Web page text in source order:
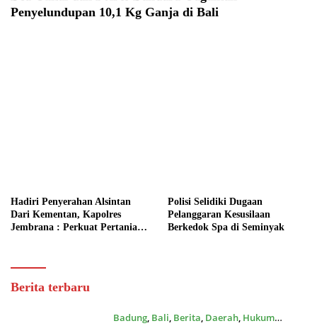
Penyelundupan 10,1 Kg Ganja di Bali
Hadiri Penyerahan Alsintan
Dari Kementan, Kapolres
Jembrana : Perkuat Pertanian
Polisi Selidiki Dugaan
Pelanggaran Kesusilaan
Berkedok Spa di Seminyak
Dewata
Berita terbaru
Badung, Bali Berita Daerah, Hukum